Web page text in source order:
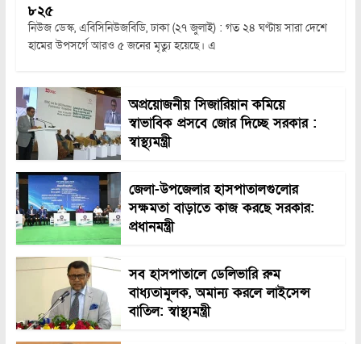
৮২৫
নিউজ ডেস্ক, এবিসিনিউজবিডি, ঢাকা (২৭ জুলাই) : গত ২৪ ঘণ্টায় সারা দেশে
হামের উপসর্গে আরও ৫ জনের মৃত্যু হয়েছে। এ
অপ্রয়োজনীয় সিজারিয়ান কমিয়ে
স্বাভাবিক প্রসবে জোর দিচ্ছে সরকার :
স্বাস্থ্যমন্ত্রী
জেলা-উপজেলার হাসপাতালগুলোর
সক্ষমতা বাড়াতে কাজ করছে সরকার:
প্রধানমন্ত্রী
সব হাসপাতালে ডেলিভারি রুম
বাধ্যতামূলক, অমান্য করলে লাইসেন্স
বাতিল: স্বাস্থ্যমন্ত্রী